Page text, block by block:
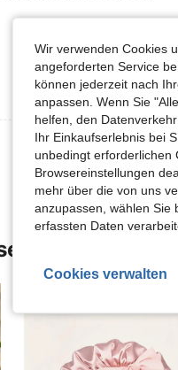
Mehr Bewertungen
Artikel Auch
Wir verwenden Cookies
angeforderten Service
können jederzeit nach
anpassen. Wenn Sie
helfen, den
Ihr Einkaufserlebnis bei
unbedingt erforderlichen
Browsereinstellungen
mehr über die von uns
anzupassen, wählen Sie
erfassten Daten
Cookies verwalten